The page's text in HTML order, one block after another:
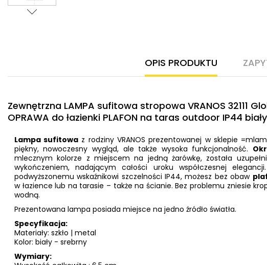
OPIS PRODUKTU
Zewnętrzna LAMPA sufitowa stropowa VRANOS 32111
OPRAWA do łazienki PLAFON na taras outdoor IP44
Lampa sufitowa z rodziny VRANOS prezentowanej w sklepie
piękny, nowoczesny wygląd, ale także wysoka funkcjonalność.
mlecznym kolorze z miejscem na jedną żarówkę, została
wykończeniem, nadającym całości uroku współczesnej
podwyższonemu wskaźnikowi szczelności IP44, możesz bez obaw
w łazience lub na tarasie – także na ścianie. Bez problemu zniesie
wodną.
Prezentowana lampa posiada miejsce na jedno źródło światła.
Specyfikacja:
Materiały: szkło | metal
Kolor: biały - srebrny
Wymiary: